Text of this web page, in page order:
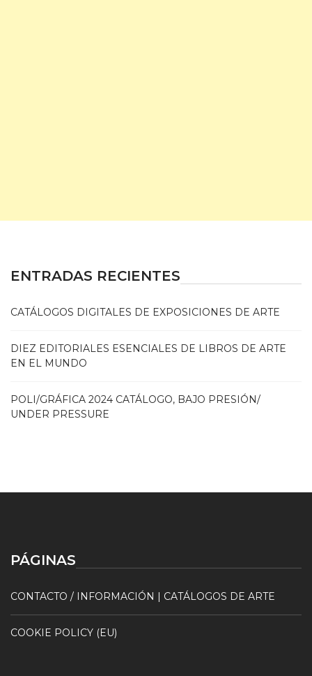
ENTRADAS RECIENTES
CATÁLOGOS DIGITALES DE EXPOSICIONES DE ARTE
DIEZ EDITORIALES ESENCIALES DE LIBROS DE ARTE
EN EL MUNDO
POLI/GRÁFICA 2024 CATÁLOGO, BAJO PRESIÓN/
UNDER PRESSURE
PÁGINAS
CONTACTO / INFORMACIÓN | CATÁLOGOS DE ARTE
COOKIE POLICY (EU)